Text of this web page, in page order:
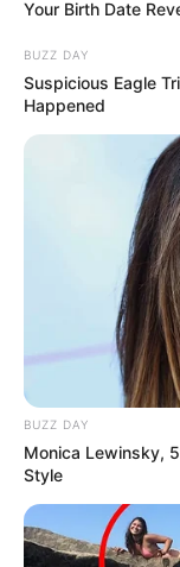
Your Birth Date
BUZZ DAY
Suspicious Eagle
Happened
BUZZ DAY
Monica Lewinsky,
Style